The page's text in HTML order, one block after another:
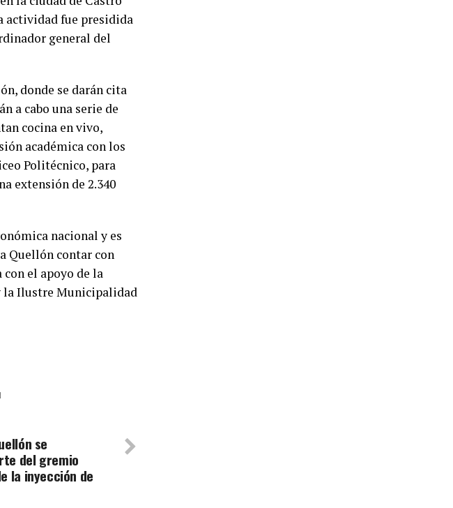
actividad fue presidida
general del
donde se darán cita
a cabo una serie de
cocina en vivo,
académica con los
Politécnico, para
extensión de 2.340
nacional y es
Quellón contar con
el apoyo de la
la Ilustre Municipalidad
se
del gremio
la inyección de